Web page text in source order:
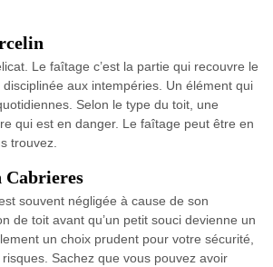
Le faîtage c’est la partie qui recouvre le
aux intempéries. Un élément qui
Selon le type du toit, une
qui est en danger. Le faîtage peut être en
trouvez.
Cabrieres
souvent négligée à cause de son
de toit avant qu’un petit souci devienne un
un choix prudent pour votre sécurité,
Sachez que vous pouvez avoir